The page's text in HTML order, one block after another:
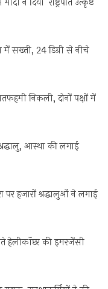
ने दिया ‘राष्ट्रपति उत्कृष्ट
सख्ती, 24 डिग्री से नीचे
निकली, दोनों पक्षों में
आस्था की लगाई
पर हजारों श्रद्धालुओं ने लगाई
हेलीकॉप्टर की इमरजेंसी